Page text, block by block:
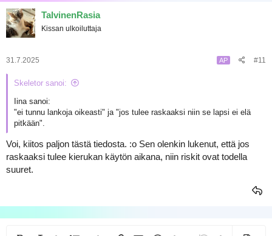
TalvinenRasia
Kissan ulkoiluttaja
31.7.2025 AP #11
Skeletor sanoi:
Iina sanoi:
"ei tunnu lankoja oikeasti" ja "jos tulee raskaaksi niin se lapsi ei elä
pitkään".
Voi, kiitos paljon tästä tiedosta. :o Sen olenkin lukenut, että jos
raskaaksi tulee kierukan käytön aikana, niin riskit ovat todella
suuret.